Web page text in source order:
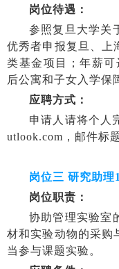
岗位待遇：
参照复旦大学关
优秀者申报复旦、上
类基金项目；年薪可
后公寓和子女入学保
应聘方式：
申请人请将个人
utlook.com ，邮件标
岗位三 研究助理1
岗位职责：
协助管理实验室
材和实验动物的采购
当参与课题实验。